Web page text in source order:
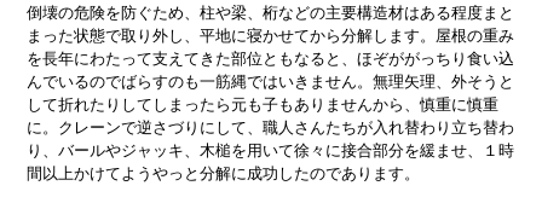
倒壊の危険を防ぐため、柱や梁、桁などの主要構造材はある程度まと
まった状態で取り外し、平地に寝かせてから分解します。屋根の重み
を長年にわたって支えてきた部位ともなると、ほぞががっちり食い込
んでいるのでばらすのも一筋縄ではいきません。無理矢理、外そうと
して折れたりしてしまったら元も子もありませんから、慎重に慎重
に。クレーンで逆さづりにして、職人さんたちが入れ替わり立ち替わ
り、バールやジャッキ、木槌を用いて徐々に接合部分を緩ませ、１時
間以上かけてようやっと分解に成功したのであります。